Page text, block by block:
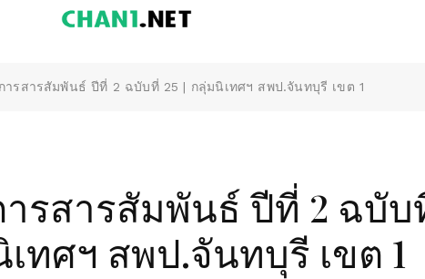
ารสารสัมพันธ์ ปีที่ 2 ฉบับที่ 25 | กลุ่มนิเทศฯ สพป.จันทบุรี เขต 1
รสารสัมพันธ์ ปีที่ 2 ฉบับ
ทศฯ สพป.จันทบุรี เขต 1